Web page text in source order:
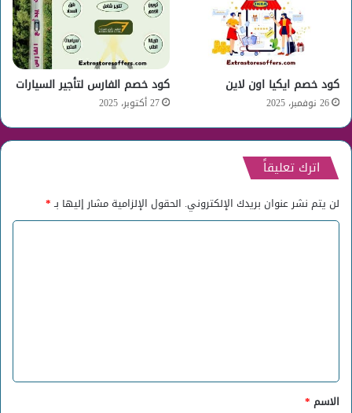
كود خصم ايكيا اون لاين
26 نوفمبر، 2025
كود خصم الفارس لتأجير السيارات
27 أكتوبر، 2025
اترك تعليقاً
لن يتم نشر عنوان بريدك الإلكتروني. الحقول الإلزامية مشار إليها بـ*
*
الاسم *